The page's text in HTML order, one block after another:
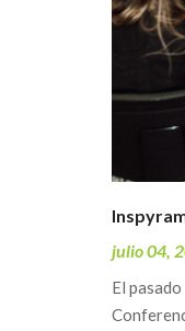
julio 04,
El